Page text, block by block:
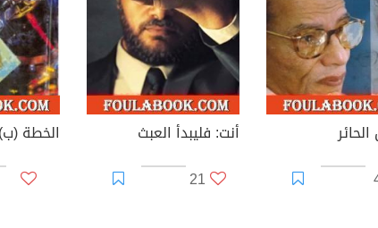
أنت: فليبدأ العبث
21